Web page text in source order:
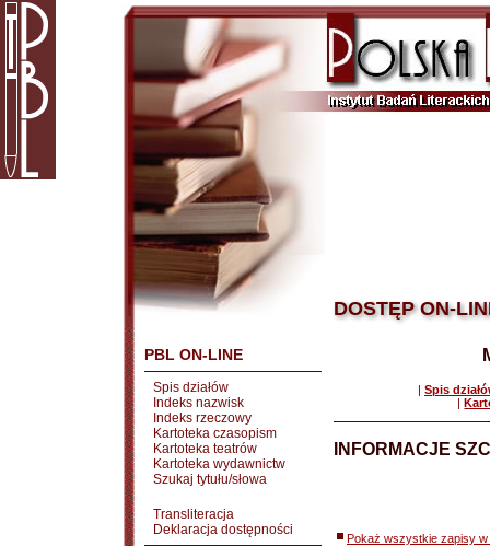
PBL ON-LINE
Spis działów
Indeks nazwisk
Indeks rzeczowy
Kartoteka czasopism
Kartoteka teatrów
Kartoteka wydawnictw
Szukaj tytułu/słowa
Transliteracja
Deklaracja dostępności
DOSTĘP ON-
| Spis
|
INFORMACJE
Pokaż wszystkie zapisy